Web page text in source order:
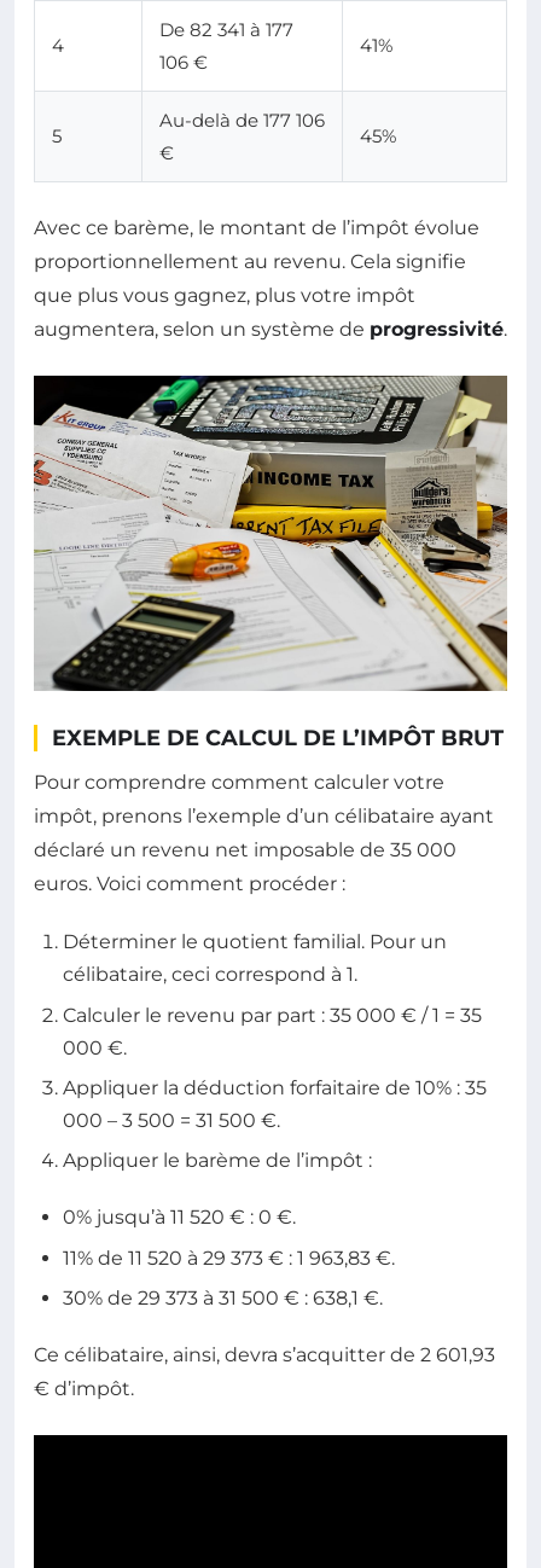
4
De 82 341 à 177
106 €
41%
5
Au-delà de 177 106
€
45%
Avec ce barème, le montant de l’impôt évolue
proportionnellement au revenu. Cela signifie
que plus vous gagnez, plus votre impôt
augmentera, selon un système de progressivité.
EXEMPLE DE CALCUL DE L’IMPÔT BRUT
Pour comprendre comment calculer votre
impôt, prenons l’exemple d’un célibataire ayant
déclaré un revenu net imposable de 35 000
euros. Voici comment procéder :
Déterminer le quotient familial. Pour un
célibataire, ceci correspond à 1.
Calculer le revenu par part : 35 000 € / 1 = 35
000 €.
Appliquer la déduction forfaitaire de 10% : 35
000 – 3 500 = 31 500 €.
Appliquer le barème de l’impôt :
0% jusqu’à 11 520 € : 0 €.
11% de 11 520 à 29 373 € : 1 963,83 €.
30% de 29 373 à 31 500 € : 638,1 €.
Ce célibataire, ainsi, devra s’acquitter de 2 601,93
€ d’impôt.